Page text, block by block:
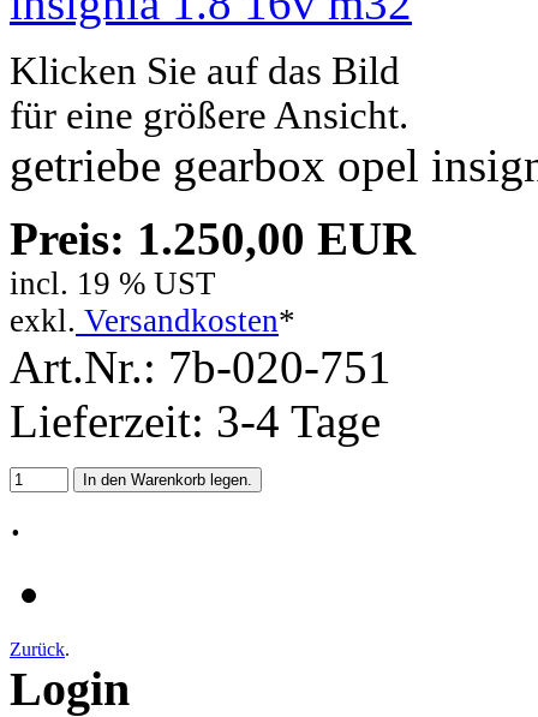
Klicken Sie auf das Bild
für eine größere Ansicht.
getriebe gearbox opel
Preis: 1.250,00 EUR
incl. 19 % UST
exkl. Versandkosten*
Art.Nr.: 7b-020-751
Lieferzeit: 3-4 Tage
.
Zurück.
Login